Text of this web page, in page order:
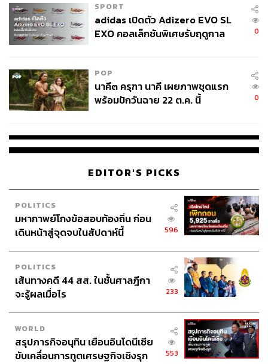
SPORT
adidas เปิดตัว Adizero EVO SL
EXO คอลเล็กชันพิเศษรับฤดูกาล
0
POP
นาคี๓ ครุฑา นาคี เผยภาพชุดแรก
พร้อมปักวันฉาย 22 ต.ค. นี้
0
EDITOR'S PICKS
POLITICS
มหากาพย์โกงข้อสอบท้องถิ่น ก่อน
เดินหน้าสู่จุดจบในสัปดาห์นี้
596
POLITICS
เส้นทางคดี 44 สส. ในชั้นศาลฎีกา
จะรู้ผลเมื่อไร
233
WORLD
สรุปภารกิจอนุทิน เยือนอินโดนีเซีย
ขับเคลื่อนการทูตเศรษฐกิจเชิงรุก
553